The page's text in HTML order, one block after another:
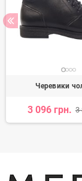
Черевики
3 096 грн. 3